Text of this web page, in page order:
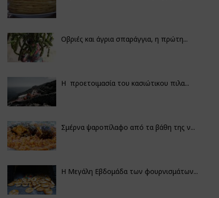
Οβριές και άγρια σπαράγγια, η πρώτη...
Η προετοιμασία του κασιώτικου πιλα...
Σμέρνα ψαροπίλαφο από τα βάθη της ν...
Η Μεγάλη Εβδομάδα των φουρνισμάτων...